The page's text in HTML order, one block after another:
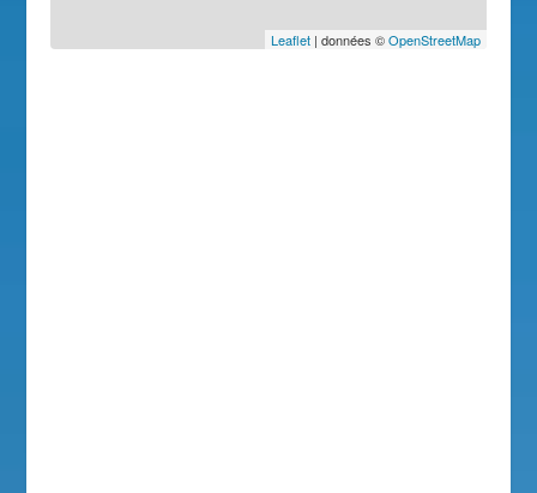
Leaflet| données ©OpenStreetMap